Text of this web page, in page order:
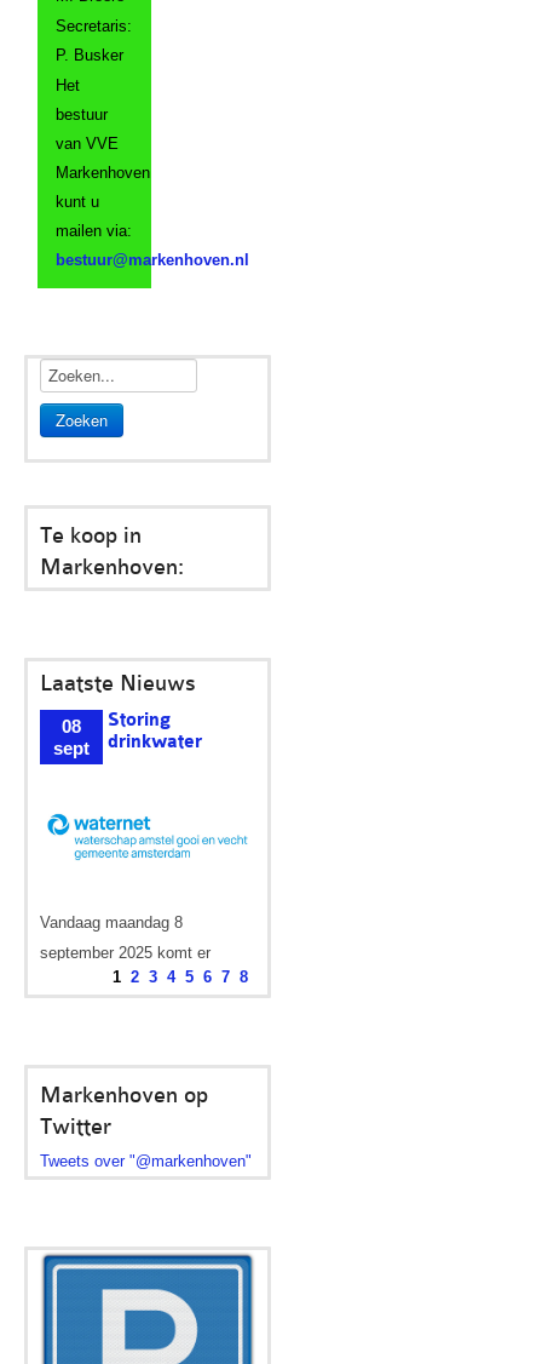
Secretaris:
P. Busker
Het
bestuur
van VVE
Markenhoven
kunt u
mailen via:
Zoeken
Te koop in
Markenhoven:
Laatste Nieuws
03
mei
Opleverfeest
vergroening
Valkenburgerstraat
Op 23 mei 2025 van 08:00 –
10:00 uur op het...
1 2 3 4 5 6 7 8
Markenhoven op
Twitter
Tweets over "@markenhoven"